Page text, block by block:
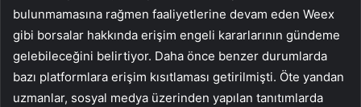
bulunmamasına rağmen faaliyetlerine devam eden Weex
gibi borsalar hakkında erişim engeli kararlarının gündeme
gelebileceğini belirtiyor. Daha önce benzer durumlarda
bazı platformlara erişim kısıtlaması getirilmişti. Öte yandan
uzmanlar, sosyal medya üzerinden yapılan tanıtımlarda